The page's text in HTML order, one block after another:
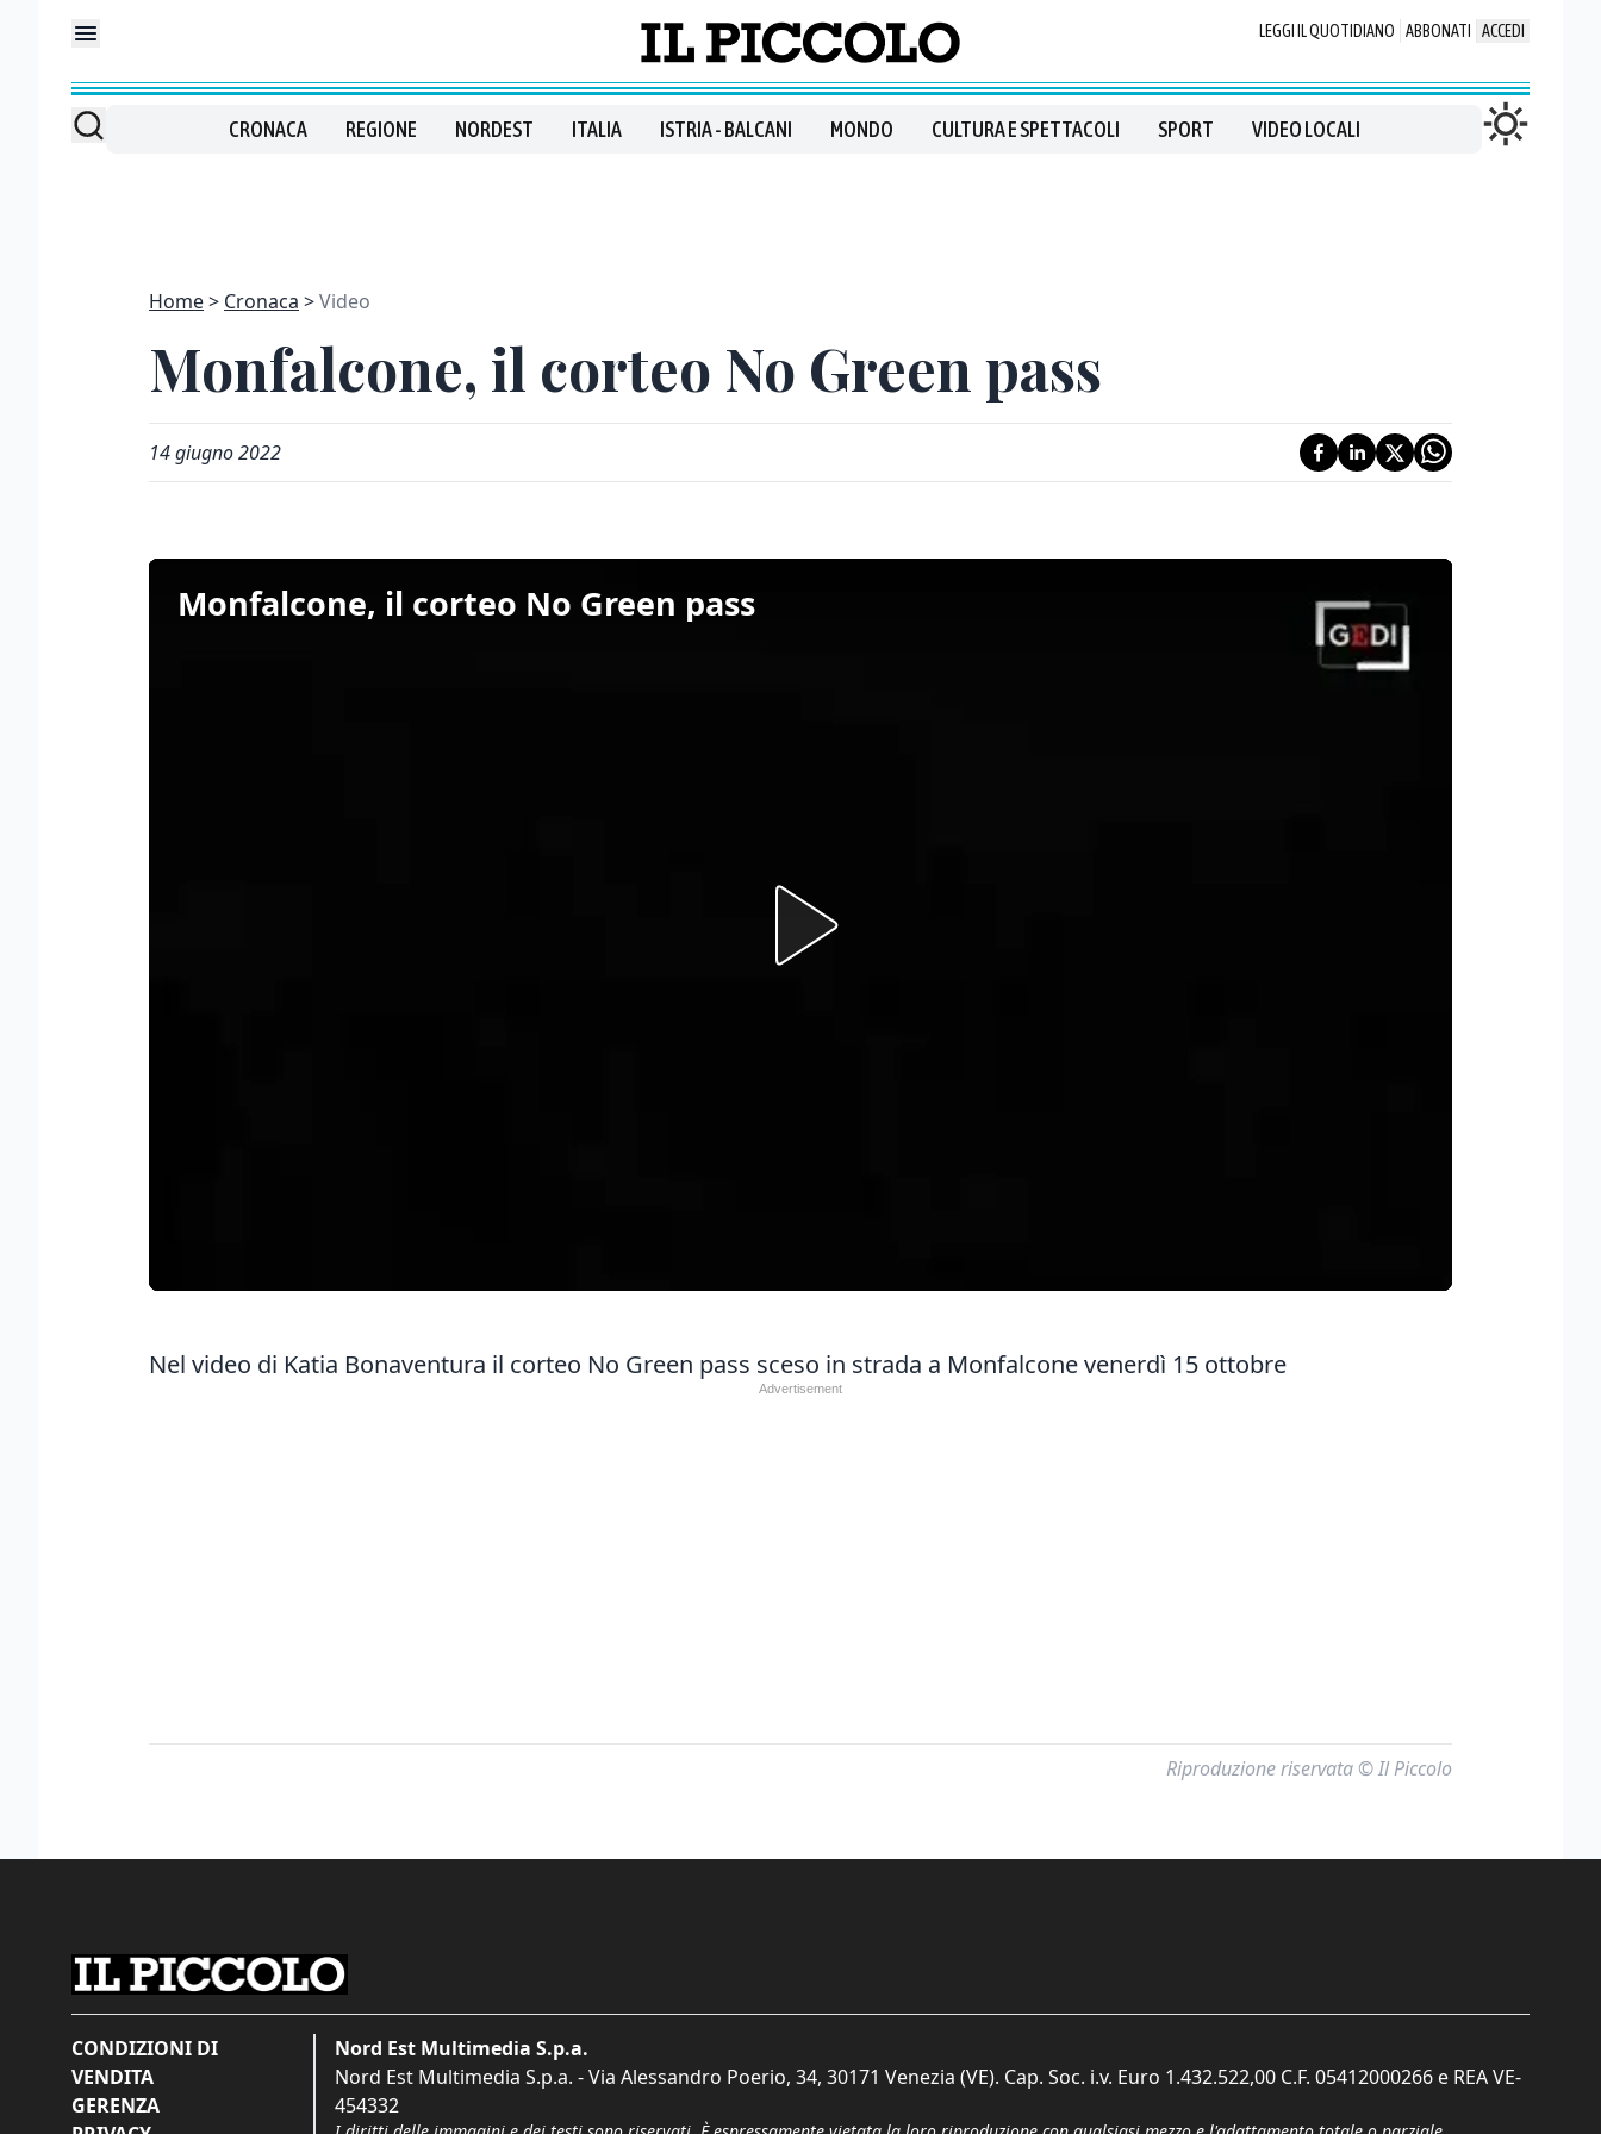
LEGGI IL QUOTIDIANO ABBONATI ACCEDI
CRONACA REGIONE NORDEST ITALIA ISTRIA - BALCANI MONDO CULTURA E SPETTACOLI SPORT VIDEO LOCALI
Home Cronaca Video
Monfalcone, il corteo No Green pass
14 giugno 2022
Monfalcone, il corteo No Green pass
Nel video di Katia Bonaventura il corteo No Green pass sceso in strada a Monfalcone venerdì 15 ottobre
Riproduzione riservata © Il Piccolo
CONDIZIONI DI
VENDITA
GERENZA
Nord Est Multimedia S.p.a.
Nord Est Multimedia S.p.a. - Via Alessandro Poerio, 34, 30171 Venezia (VE). Cap. Soc. i.v. Euro 1.432.522,00 C.F. 05412000266 e REA VE-
454332